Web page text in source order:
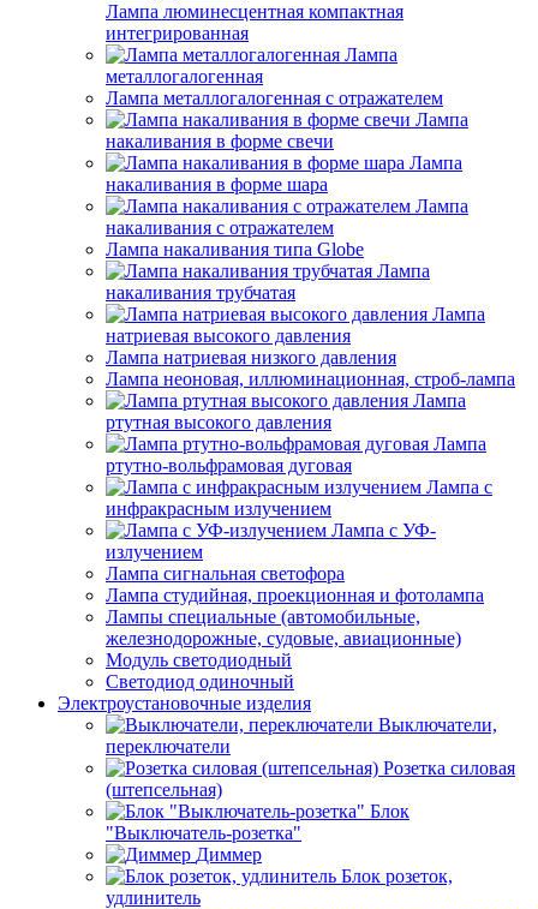
Лампа люминесцентная компактная
интегрированная
Лампа
металлогалогенная
Лампа металлогалогенная с отражателем
Лампа
накаливания в форме свечи
Лампа
накаливания в форме шара
Лампа
накаливания с отражателем
Лампа накаливания типа Globe
Лампа
накаливания трубчатая
Лампа
натриевая высокого давления
Лампа натриевая низкого давления
Лампа неоновая, иллюминационная, строб-лампа
Лампа
ртутная высокого давления
Лампа
ртутно-вольфрамовая дуговая
Лампа с
инфракрасным излучением
Лампа с УФ-
излучением
Лампа сигнальная светофора
Лампа студийная, проекционная и фотолампа
Лампы специальные (автомобильные,
железнодорожные, судовые, авиационные)
Модуль светодиодный
Светодиод одиночный
Электроустановочные изделия
Выключатели,
переключатели
Розетка силовая
(штепсельная)
Блок
"Выключатель-розетка"
Диммер
Блок розеток,
удлинитель